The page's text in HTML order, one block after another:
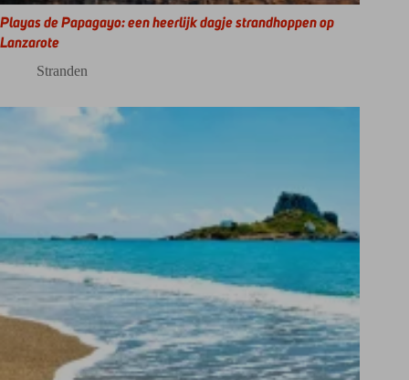
Playas de Papagayo: een heerlijk dagje strandhoppen op
Lanzarote
Stranden